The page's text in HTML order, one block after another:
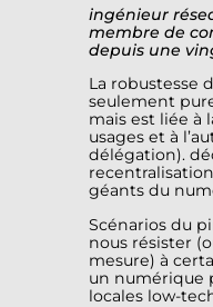
ingénieur
membre de
depuis une
La robustesse
seulement
mais est liée à
usages et à
délégation).
géants du
Scénarios du
nous résister
mesure) à
un numérique
locales low-